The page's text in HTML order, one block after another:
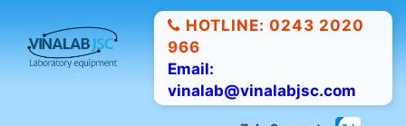
HOTLINE: 0243 2020
966
Email:
vinalab@vinalabjsc.com